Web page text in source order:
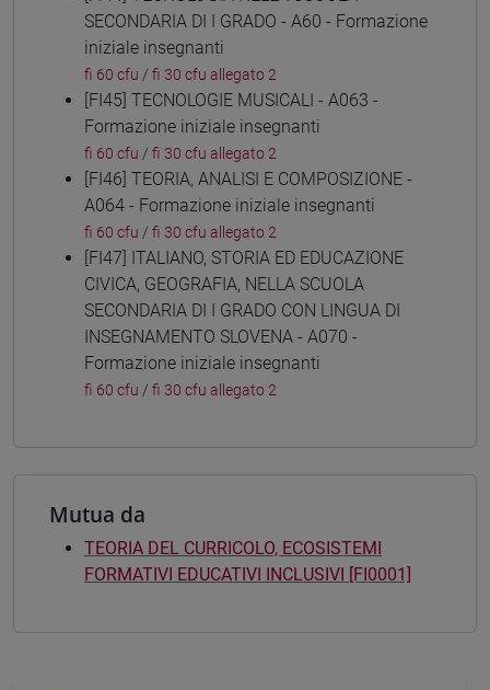
SECONDARIA DI I GRADO - A60 - Formazione
iniziale insegnanti
fi 60 cfu / fi 30 cfu allegato 2
[FI45] TECNOLOGIE MUSICALI - A063 -
Formazione iniziale insegnanti
fi 60 cfu / fi 30 cfu allegato 2
[FI46] TEORIA, ANALISI E COMPOSIZIONE -
A064 - Formazione iniziale insegnanti
fi 60 cfu / fi 30 cfu allegato 2
[FI47] ITALIANO, STORIA ED EDUCAZIONE
CIVICA, GEOGRAFIA, NELLA SCUOLA
SECONDARIA DI I GRADO CON LINGUA DI
INSEGNAMENTO SLOVENA - A070 -
Formazione iniziale insegnanti
fi 60 cfu / fi 30 cfu allegato 2
Mutua da
TEORIA DEL CURRICOLO, ECOSISTEMI
FORMATIVI EDUCATIVI INCLUSIVI [FI0001]